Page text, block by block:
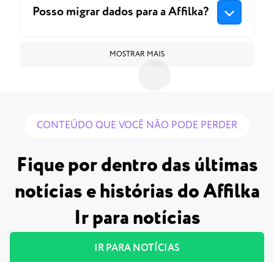
Posso migrar dados para a Affilka?
MOSTRAR MAIS
CONTEÚDO QUE VOCÊ NÃO PODE PERDER
Fique por dentro das últimas
notícias e histórias do Affilka
Ir para notícias
IR PARA NOTÍCIAS